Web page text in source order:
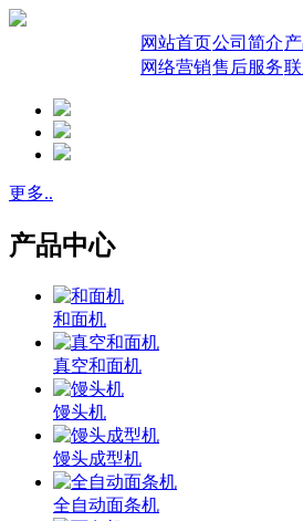
网站首页公司简介
网络营销售后服务
更多..
产品中心
和面机
真空和面机
馒头机
馒头成型机
全自动面条机